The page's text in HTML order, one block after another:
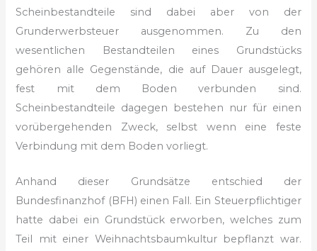
Scheinbestandteile sind dabei aber von der
Grunderwerbsteuer ausgenommen. Zu den
wesentlichen Bestandteilen eines Grundstücks
gehören alle Gegenstände, die auf Dauer ausgelegt,
fest mit dem Boden verbunden sind.
Scheinbestandteile dagegen bestehen nur für einen
vorübergehenden Zweck, selbst wenn eine feste
Verbindung mit dem Boden vorliegt.
Anhand dieser Grundsätze entschied der
Bundesfinanzhof (BFH) einen Fall. Ein Steuerpflichtiger
hatte dabei ein Grundstück erworben, welches zum
Teil mit einer Weihnachtsbaumkultur bepflanzt war.